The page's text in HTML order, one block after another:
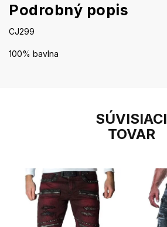
SÚVISIACI
TOVAR
Podrobný popis
CJ299
100% bavlna